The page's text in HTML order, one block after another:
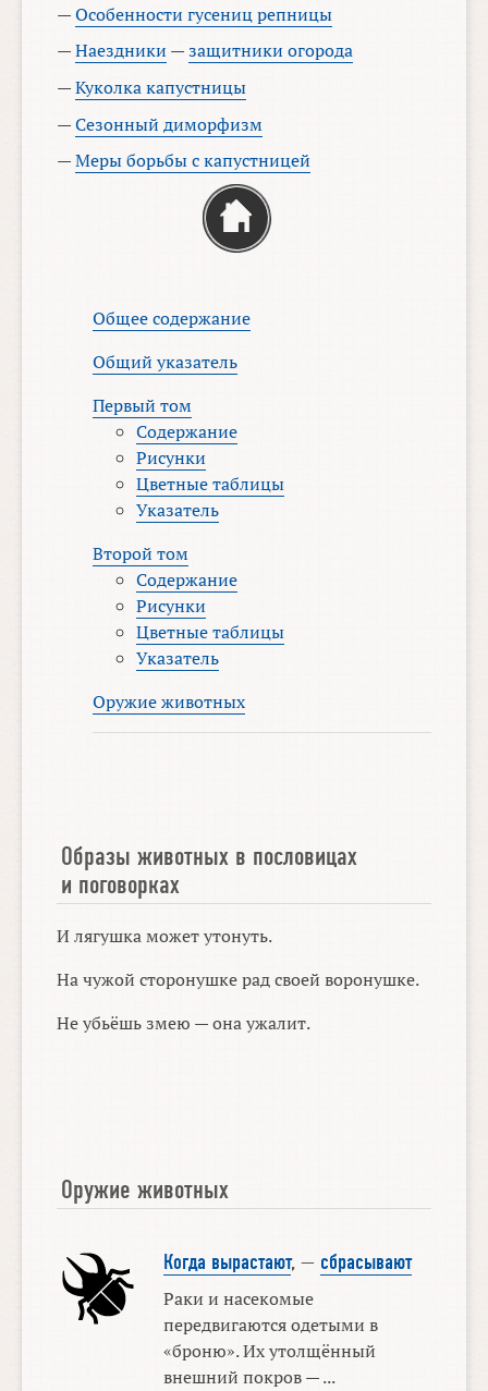
—Особенности гусениц репницы
—Наездники —защитники огорода
—Куколка капустницы
—Сезонный диморфизм
—Меры борьбы с капустницей
Общее содержание
Общий указатель
Первый том
Содержание
Рисунки
Цветные таблицы
Указатель
Второй том
Содержание
Рисунки
Цветные таблицы
Указатель
Оружие животных
Образы животных в пословицах
и поговорках
И лягушка может утонуть.
На чужой сторонушке рад своей воронушке.
Не убьёшь змею — она ужалит.
Оружие животных
Когда вырастают, — сбрасывают
Раки и насекомые
передвигаются одетыми в
«броню». Их утолщённый
внешний покров — ...